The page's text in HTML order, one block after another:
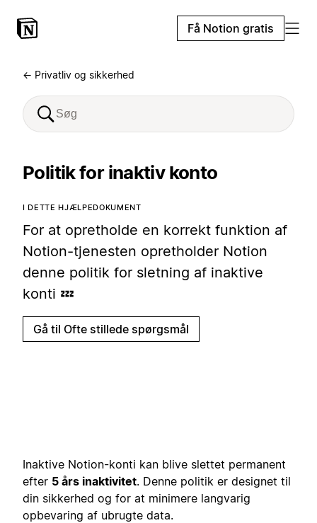
Få Notion gratis
← Privatliv og sikkerhed
Politik for inaktiv konto
I DETTE HJÆLPEDOKUMENT
For at opretholde en korrekt funktion af
Notion-tjenesten opretholder Notion
denne politik for sletning af inaktive
konti 💤
Gå til Ofte stillede spørgsmål
Inaktive Notion-konti kan blive slettet permanent
efter 5 års inaktivitet. Denne politik er designet til
din sikkerhed og for at minimere langvarig
opbevaring af ubrugte data.